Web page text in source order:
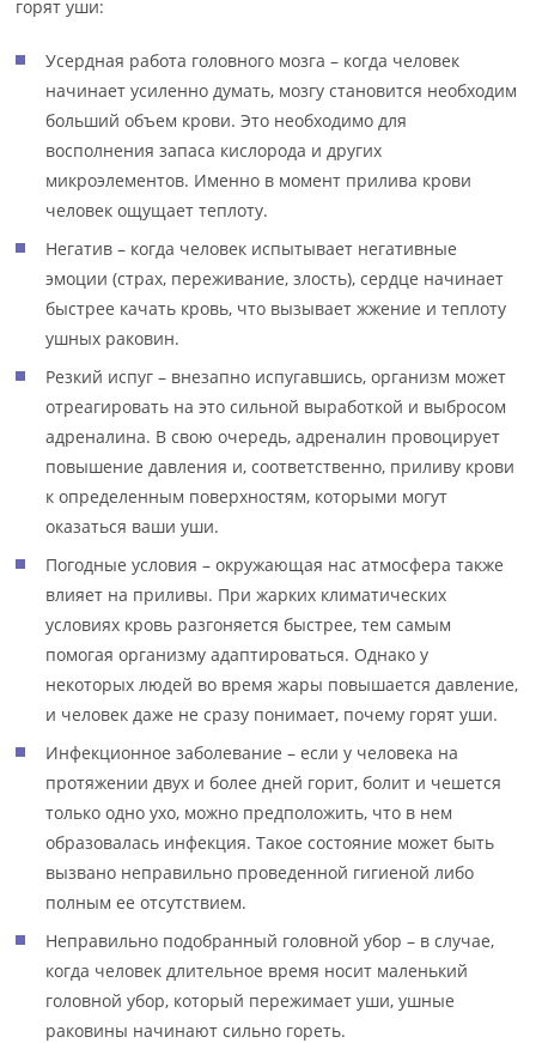
горят уши:
Усердная работа головного мозга – когда человек
начинает усиленно думать, мозгу становится необходим
больший объем крови. Это необходимо для
восполнения запаса кислорода и других
микроэлементов. Именно в момент прилива крови
человек ощущает теплоту.
Негатив – когда человек испытывает негативные
эмоции (страх, переживание, злость), сердце начинает
быстрее качать кровь, что вызывает жжение и теплоту
ушных раковин.
Резкий испуг – внезапно испугавшись, организм может
отреагировать на это сильной выработкой и выбросом
адреналина. В свою очередь, адреналин провоцирует
повышение давления и, соответственно, приливу крови
к определенным поверхностям, которыми могут
оказаться ваши уши.
Погодные условия – окружающая нас атмосфера также
влияет на приливы. При жарких климатических
условиях кровь разгоняется быстрее, тем самым
помогая организму адаптироваться. Однако у
некоторых людей во время жары повышается давление,
и человек даже не сразу понимает, почему горят уши.
Инфекционное заболевание – если у человека на
протяжении двух и более дней горит, болит и чешется
только одно ухо, можно предположить, что в нем
образовалась инфекция. Такое состояние может быть
вызвано неправильно проведенной гигиеной либо
полным ее отсутствием.
Неправильно подобранный головной убор – в случае,
когда человек длительное время носит маленький
головной убор, который пережимает уши, ушные
раковины начинают сильно гореть.